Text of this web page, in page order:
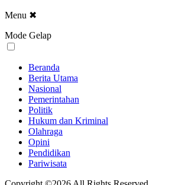
Menu ✖
Mode Gelap
Beranda
Berita Utama
Nasional
Pemerintahan
Politik
Hukum dan Kriminal
Olahraga
Opini
Pendidikan
Pariwisata